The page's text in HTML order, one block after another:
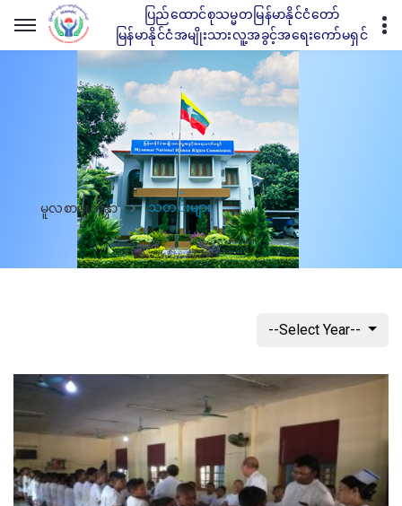
ပြည်ထောင်စုသမ္မတမြန်မာနိုင်ငံတော်
မြန်မာနိုင်ငံအမျိုးသားလူ့အခွင့်အရေးကော်မရှင်
မူလစာမျက်နှာ သတင်းများ
--Select Year--